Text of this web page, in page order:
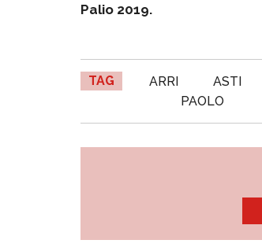
Palio 2019.
TAG ARRI ASTI
PAOLO